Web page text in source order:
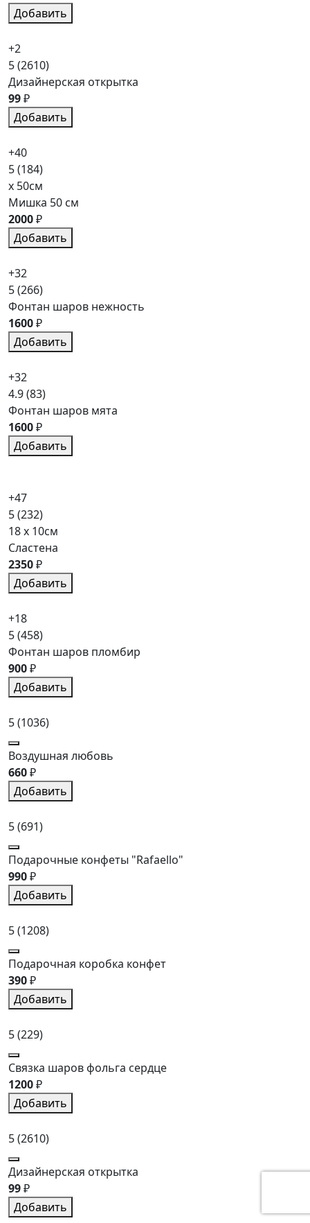
Добавить
+2
5(2610)
Дизайнерская открытка
99₽
Добавить
+40
5(184)
x 50см
Мишка 50 см
2000₽
Добавить
+32
5(266)
Фонтан шаров нежность
1600₽
Добавить
+32
4.9(83)
Фонтан шаров мята
1600₽
Добавить
+47
5(232)
18 x 10см
Сластена
2350₽
Добавить
+18
5(458)
Фонтан шаров пломбир
900₽
Добавить
5(1036)
Воздушная любовь
660₽
Добавить
5(691)
Подарочные конфеты "Rafaello"
990₽
Добавить
5(1208)
Подарочная коробка конфет
390₽
Добавить
5(229)
Связка шаров фольга сердце
1200₽
Добавить
5(2610)
Дизайнерская открытка
99₽
Добавить